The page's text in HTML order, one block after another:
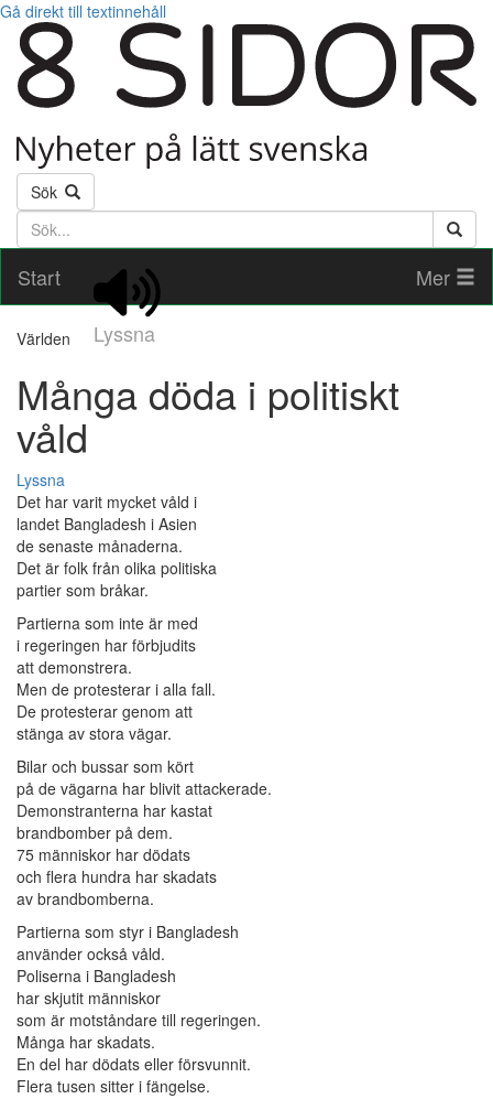
Gå direkt till textinnehåll
Sök
Söktext
Start
Lyssna
Mer
Världen
Många döda i politiskt
våld
Lyssna
Det har varit mycket våld i
landet Bangladesh i Asien
de senaste månaderna.
Det är folk från olika politiska
partier som bråkar.
Partierna som inte är med
i regeringen har förbjudits
att demonstrera.
Men de protesterar i alla fall.
De protesterar genom att
stänga av stora vägar.
Bilar och bussar som kört
på de vägarna har blivit attackerade.
Demonstranterna har kastat
brandbomber på dem.
75 människor har dödats
och flera hundra har skadats
av brandbomberna.
Partierna som styr i Bangladesh
använder också våld.
Poliserna i Bangladesh
har skjutit människor
som är motståndare till regeringen.
Många har skadats.
En del har dödats eller försvunnit.
Flera tusen sitter i fängelse.